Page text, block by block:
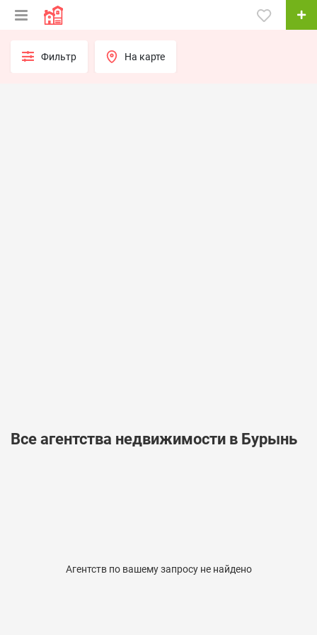
Фильтр На карте
Все агентства недвижимости в Бурынь
Агентств по вашему запросу не найдено